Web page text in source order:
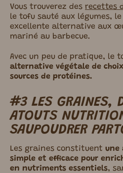
Vous trouverez des recettes
le tofu sauté aux légumes,
excellente alternative aux
mariné au barbecue.
Avec un peu de pratique, le
alternative végétale de
sources de protéines.
#3 LES GRAINES,
ATOUTS
SAUPOUDRER
Les graines constituent une
simple et efficace pour
en nutriments essentiels,